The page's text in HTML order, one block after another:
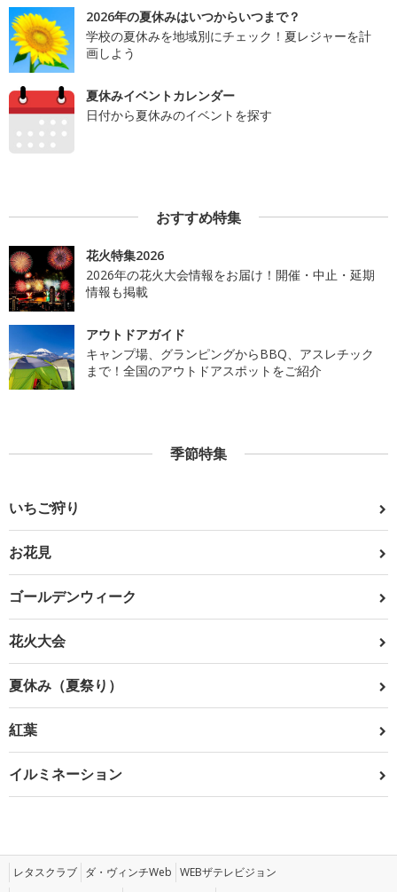
2026年の夏休みはいつからいつまで？
学校の夏休みを地域別にチェック！夏レジャーを計
画しよう
夏休みイベントカレンダー
日付から夏休みのイベントを探す
おすすめ特集
花火特集2026
2026年の花火大会情報をお届け！開催・中止・延期
情報も掲載
アウトドアガイド
キャンプ場、グランピングからBBQ、アスレチック
まで！全国のアウトドアスポットをご紹介
季節特集
いちご狩り
お花見
ゴールデンウィーク
花火大会
夏休み（夏祭り）
紅葉
イルミネーション
レタスクラブ ダ・ヴィンチWeb WEBザテレビジョン